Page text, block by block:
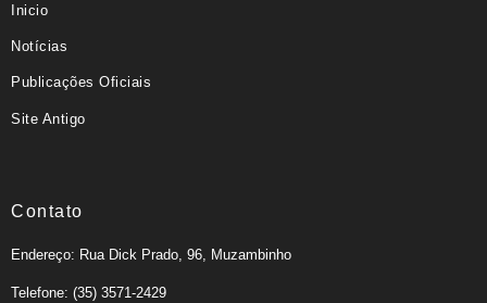
Inicio
Notícias
Publicações Oficiais
Site Antigo
Contato
Endereço: Rua Dick Prado, 96, Muzambinho
Telefone: (35) 3571-2429